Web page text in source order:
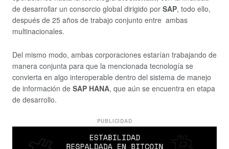
de desarrollar un consorcio global dirigido por SAP, todo ello,
después de 25 años de trabajo conjunto entre ambas
multinacionales.
Del mismo modo, ambas corporaciones estarían trabajando de
manera conjunta para que la mencionada tecnología se
convierta en algo interoperable dentro del sistema de manejo
de información de SAP HANA, que aún se encuentra en etapa
de desarrollo.
PUBLICIDAD